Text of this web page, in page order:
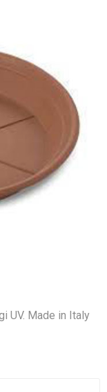
UV. Made in Italy